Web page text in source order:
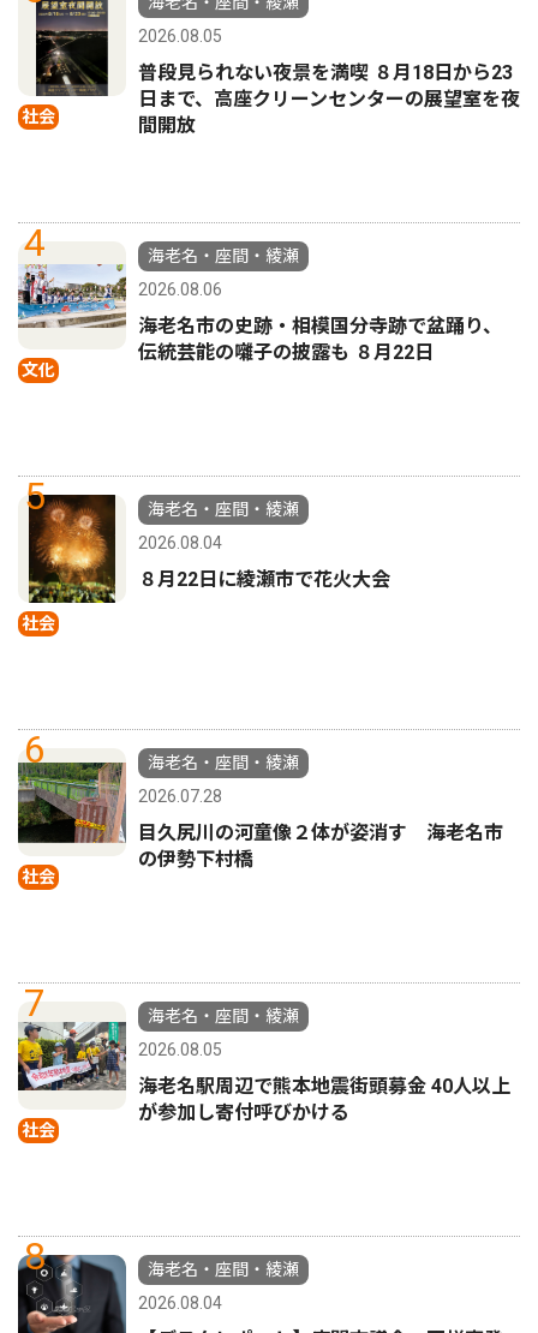
社会
2026.08.05
普段見られない夜景を満喫 ８月18日から23
日まで、高座クリーンセンターの展望室を夜
間開放
4
文化
海老名・座間・綾瀬
2026.08.06
海老名市の史跡・相模国分寺跡で盆踊り、
伝統芸能の囃子の披露も ８月22日
5
社会
海老名・座間・綾瀬
2026.08.04
８月22日に綾瀬市で花火大会
6
社会
海老名・座間・綾瀬
2026.07.28
目久尻川の河童像２体が姿消す 海老名市
の伊勢下村橋
7
社会
海老名・座間・綾瀬
2026.08.05
海老名駅周辺で熊本地震街頭募金 40人以上
が参加し寄付呼びかける
8
海老名・座間・綾瀬
2026.08.04